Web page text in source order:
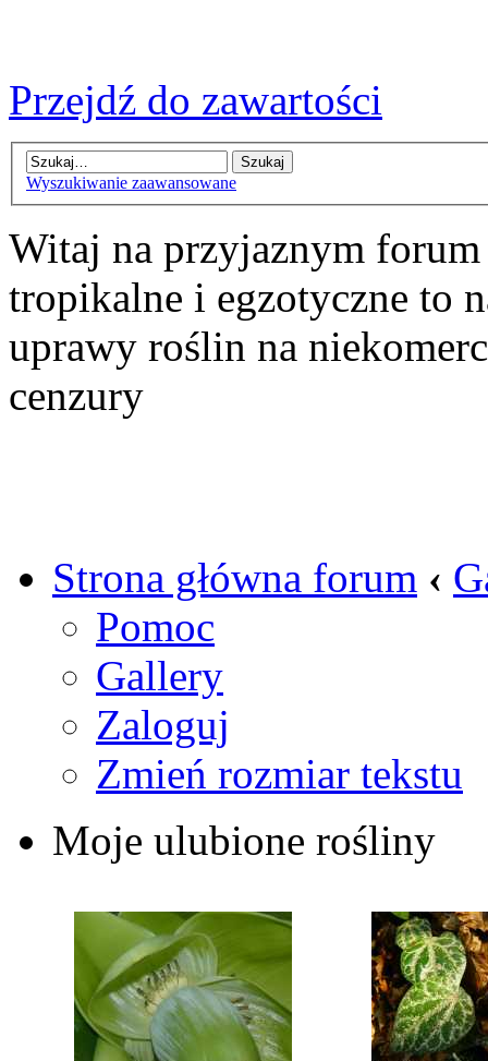
Przejdź do zawartości
Wyszukiwanie zaawansowane
Witaj na przyjaznym
tropikalne i egzotyczne to
uprawy roślin na
cenzury
Strona główna forum ‹
Pomoc
Gallery
Zaloguj
Zmień rozmiar tekstu
Moje ulubione rośliny